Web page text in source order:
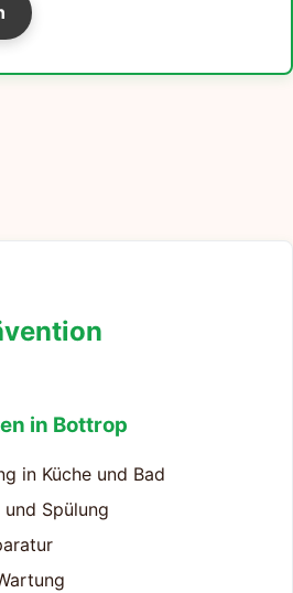
in Bottrop
in Küche und Bad
Spülung